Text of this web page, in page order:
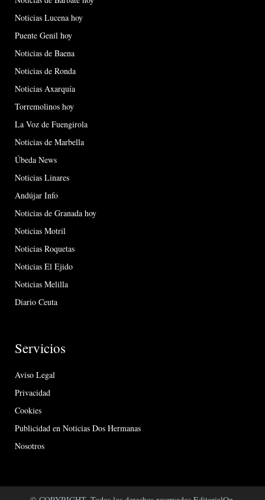
Noticias Lucena hoy
Puente Genil hoy
Noticias de Baena
Noticias de Ronda
Noticias Axarquía
Torremolinos hoy
La Voz de Fuengirola
Noticias de Marbella
Úbeda News
Noticias Linares
Andújar Info
Noticias de Granada hoy
Noticias Motril
Noticias Roquetas
Noticias El Ejido
Noticias Melilla
Diario Ceuta
Servicios
Aviso Legal
Privacidad
Cookies
Publicidad en Noticias Dos Hermanas
Nosotros